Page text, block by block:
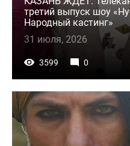
третий выпуск шоу
Народный кастинг»
31 июля, 2026
3599 0